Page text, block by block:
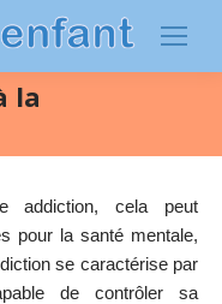
la
addiction, cela peut
pour la santé mentale,
se caractérise par
de contrôler sa